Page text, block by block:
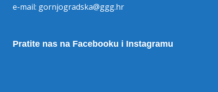
e-mail: gornjogradska@ggg.hr
Pratite nas na Facebooku i Instagramu